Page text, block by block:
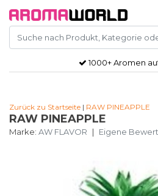
1000+ Aromen
Zurück zu Startseite | RAW PINEAPPLE
RAW PINEAPPLE
Marke: AW FLAVOR | Eigene